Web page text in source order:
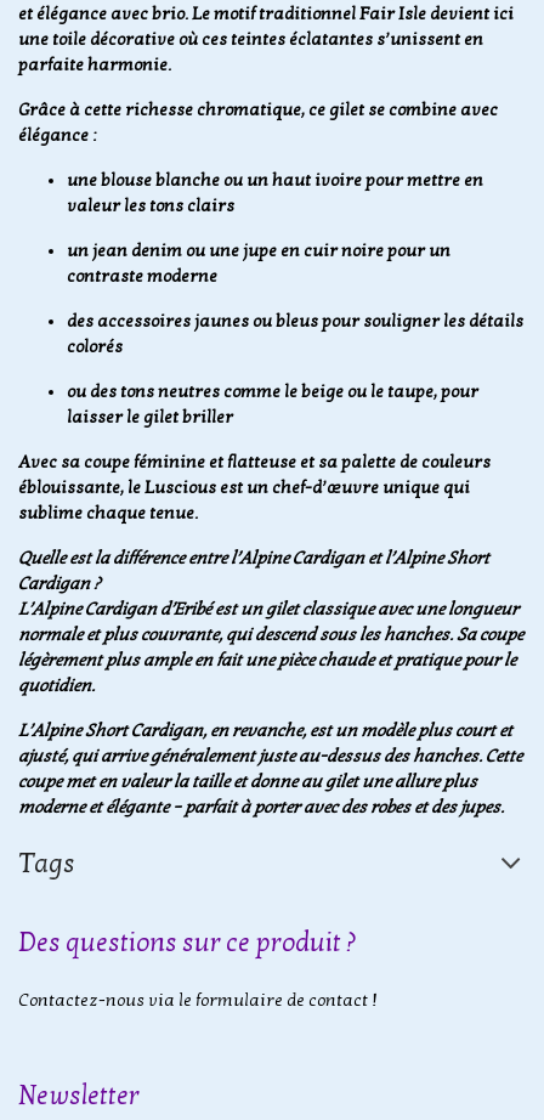
et élégance avec brio. Le motif traditionnel Fair Isle devient ici
une toile décorative où ces teintes éclatantes s’unissent en
parfaite harmonie.
Grâce à cette richesse chromatique, ce gilet se combine avec
élégance :
une blouse blanche ou un haut ivoire pour mettre en
valeur les tons clairs
un jean denim ou une jupe en cuir noire pour un
contraste moderne
des accessoires jaunes ou bleus pour souligner les détails
colorés
ou des tons neutres comme le beige ou le taupe, pour
laisser le gilet briller
Avec sa coupe féminine et flatteuse et sa palette de couleurs
éblouissante, le Luscious est un chef-d’œuvre unique qui
sublime chaque tenue.
Quelle est la différence entre l’Alpine Cardigan et l’Alpine Short
Cardigan ?
L’Alpine Cardigan d’Eribé est un gilet classique avec une longueur
normale et plus couvrante, qui descend sous les hanches. Sa coupe
légèrement plus ample en fait une pièce chaude et pratique pour le
quotidien.
L’Alpine Short Cardigan, en revanche, est un modèle plus court et
ajusté, qui arrive généralement juste au-dessus des hanches. Cette
coupe met en valeur la taille et donne au gilet une allure plus
moderne et élégante – parfait à porter avec des robes et des jupes.
Tags
Des questions sur ce produit ?
Contactez-nous via le formulaire de contact !
Newsletter